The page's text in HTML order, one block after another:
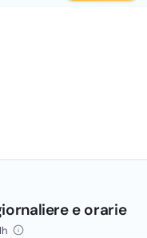
e orarie